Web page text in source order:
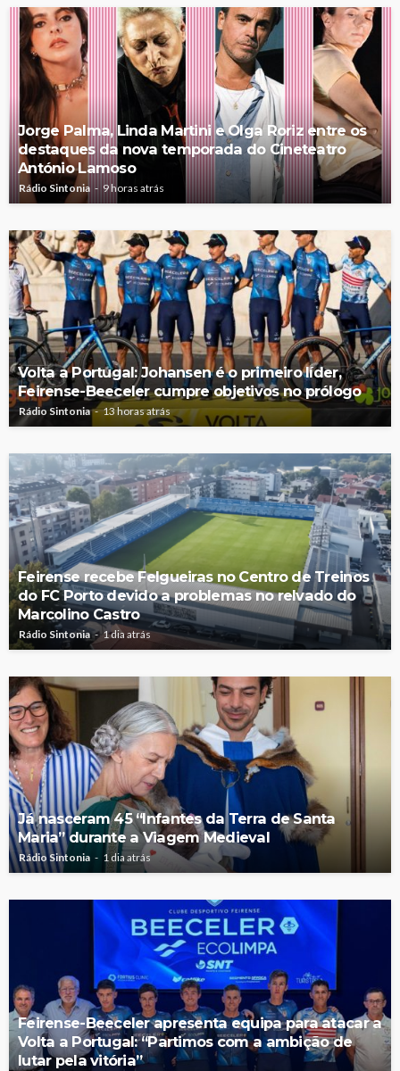
Jorge Palma, Linda Martini e Olga Roriz entre os
destaques da nova temporada do Cineteatro
António Lamoso
Rádio Sintonia 9 horas atrás
Volta a Portugal: Johansen é o primeiro líder,
Feirense-Beeceler cumpre objetivos no prólogo
Rádio Sintonia 13 horas atrás
Feirense recebe Felgueiras no Centro de Treinos
do FC Porto devido a problemas no relvado do
Marcolino Castro
Rádio Sintonia 1 dia atrás
Já nasceram 45 “Infantes da Terra de Santa
Maria” durante a Viagem Medieval
Rádio Sintonia 1 dia atrás
Feirense-Beeceler apresenta equipa para atacar a
Volta a Portugal: “Partimos com a ambição de
lutar pela vitória”